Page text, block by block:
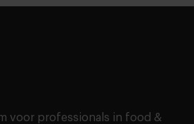
voor professionals in food &